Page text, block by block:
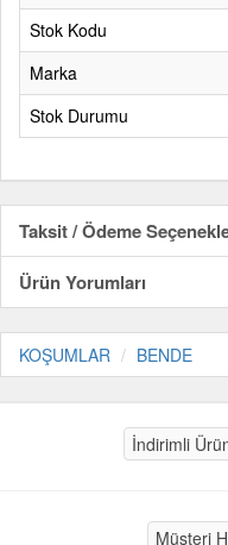
Stok Kodu
Marka
Stok Durumu
Taksit / Ödeme
Ürün Yorumları
KOŞUMLAR BENDE
İndirimli
Müşteri